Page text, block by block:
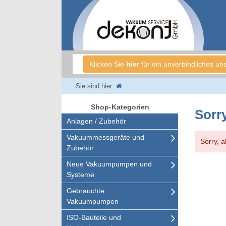
Klicken Sie hierfür ein unverbindliches
Sie sind hier:
Shop-Kategorien
Anlagen / Zubehör
Vakuummessgeräte und
Zubehör
Neue Vakuumpumpen und
Systeme
Gebrauchte
Vakuumpumpen
ISO-Bauteile und
Sorry,